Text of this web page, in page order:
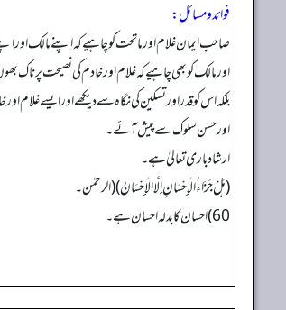
فوائد ومسائل:
صاحب ایمان غلام اور ماتحت کو چاہیے کہ اپنے مالک اور
اور مالک کو بھی چاہیے کہ غلام اور خادم کی نصیحت پرناک
بلکہ اس کو قدر اور تسکین کی نگاہ سے دیکھے اور ایسے غلام
اور حسن سلوک سے پیش آئے۔
ارشاد باری تعالیٰ ہے۔
(هَلْ جَزَاءُ الْإِحْسَانِ إِلَّا الْإِحْسَانُ) (الرحمٰن۔
60) احسان کا بدلہ احسان ہے۔